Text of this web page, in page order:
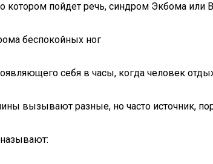
котором пойдет речь, синдром Экбома
беспокойных ног
себя в часы, когда человек
вызывают разные, но часто источник,